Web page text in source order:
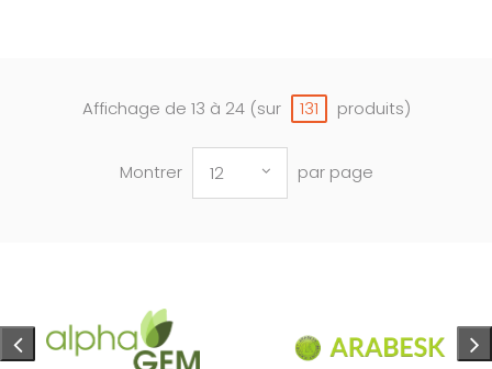
Affichage de 13 à 24 (sur 131 produits)
Montrer 12 par page